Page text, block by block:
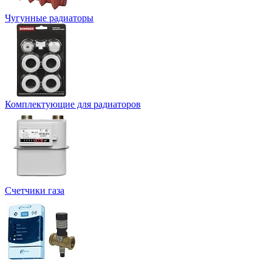
Чугунные радиаторы
Комплектующие для радиаторов
Счетчики газа